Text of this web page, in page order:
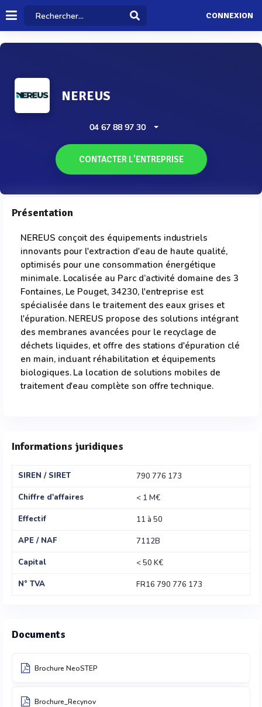
CONNEXION
NEREUS
04 67 88 97 30
CONTACTER L'ENTREPRISE
Présentation
NEREUS conçoit des équipements industriels
innovants pour l'extraction d'eau de haute qualité,
optimisés pour une consommation énergétique
minimale. Localisée au Parc d’activité domaine des 3
Fontaines, Le Pouget, 34230, l'entreprise est
spécialisée dans le traitement des eaux grises et
l'épuration. NEREUS propose des solutions intégrant
des membranes avancées pour le recyclage de
déchets liquides, et offre des stations d'épuration clé
en main, incluant réhabilitation et équipements
biologiques. La location de solutions mobiles de
traitement d'eau complète son offre technique.
Informations juridiques
SIREN / SIRET
790 776 173
Chiffre d'affaires
< 1 M€
Effectif
11 à 50
APE / NAF
7112B
Capital
< 50 K€
N° TVA
FR16 790 776 173
Documents
Brochure NeoSTEP
Brochure_Recynov